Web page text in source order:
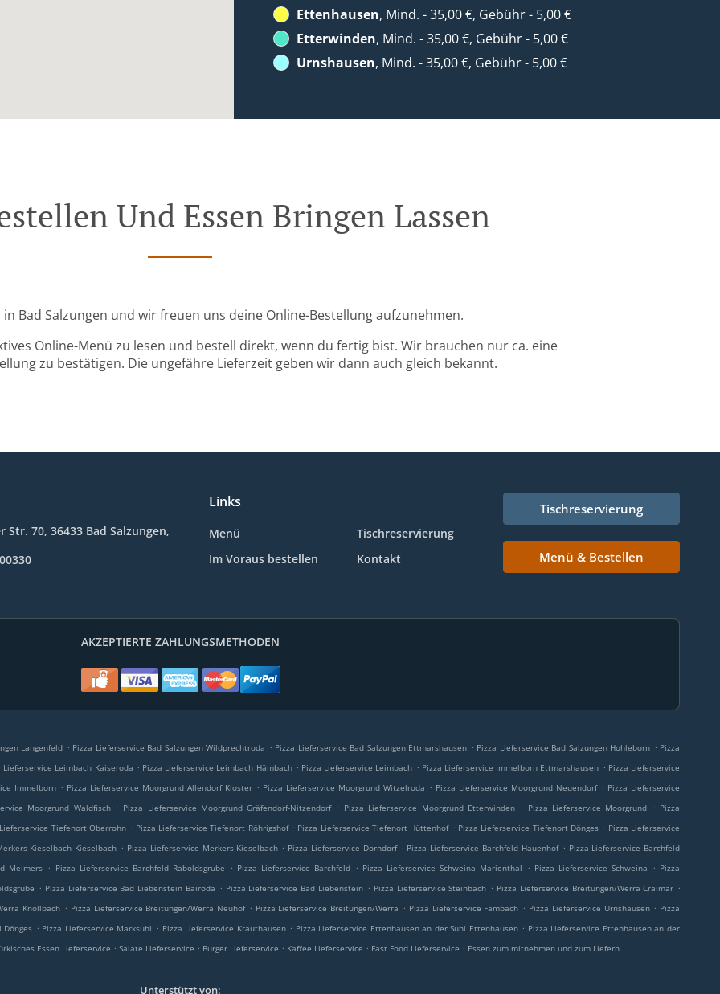
Ettenhausen, Mind. - 35,00 €, Gebühr - 5,00 €
Etterwinden, Mind. - 35,00 €, Gebühr - 5,00 €
Urnshausen, Mind. - 35,00 €, Gebühr - 5,00 €
Und Essen Bringen Lassen
Bad Salzungen und wir freuen uns deine Online-Bestellung aufzunehmen.
Online-Menü zu lesen und bestell direkt, wenn du fertig bist. Wir brauchen nur ca. eine
zu bestätigen. Die ungefähre Lieferzeit geben wir dann auch gleich bekannt.
Str. 70, 36433 Bad Salzungen,
Links
Menü
Tischreservierung
Im Voraus bestellen
Kontakt
Tischreservierung
Menü & Bestellen
AKZEPTIERTE ZAHLUNGSMETHODEN
Langenfeld . Pizza Lieferservice Bad Salzungen Wildprechtroda . Pizza Lieferservice Bad Salzungen Ettmarshausen . Pizza Lieferservice Bad Salzungen Hohleborn . Pizza
Lieferservice Leimbach Kaiseroda . Pizza Lieferservice Leimbach Hämbach . Pizza Lieferservice Leimbach . Pizza Lieferservice Immelborn Ettmarshausen . Pizza Lieferservice
Immelborn . Pizza Lieferservice Moorgrund Allendorf Kloster . Pizza Lieferservice Moorgrund Witzelroda . Pizza Lieferservice Moorgrund Neuendorf . Pizza Lieferservice
Moorgrund Waldfisch . Pizza Lieferservice Moorgrund Gräfendorf-Nitzendorf . Pizza Lieferservice Moorgrund Etterwinden . Pizza Lieferservice Moorgrund . Pizza
Tiefenort Oberrohn . Pizza Lieferservice Tiefenort Röhrigshof . Pizza Lieferservice Tiefenort Hüttenhof . Pizza Lieferservice Tiefenort Dönges . Pizza Lieferservice
Kieselbach Kieselbach . Pizza Lieferservice Merkers-Kieselbach . Pizza Lieferservice Dorndorf . Pizza Lieferservice Barchfeld Hauenhof . Pizza Lieferservice Barchfeld
Meimers . Pizza Lieferservice Barchfeld Raboldsgrube . Pizza Lieferservice Barchfeld . Pizza Lieferservice Schweina Marienthal . Pizza Lieferservice Schweina . Pizza
. Pizza Lieferservice Bad Liebenstein Bairoda . Pizza Lieferservice Bad Liebenstein . Pizza Lieferservice Steinbach . Pizza Lieferservice Breitungen/Werra Craimar .
Knollbach . Pizza Lieferservice Breitungen/Werra Neuhof . Pizza Lieferservice Breitungen/Werra . Pizza Lieferservice Fambach . Pizza Lieferservice Urnshausen . Pizza
Dönges . Pizza Lieferservice Marksuhl . Pizza Lieferservice Krauthausen . Pizza Lieferservice Ettenhausen an der Suhl Ettenhausen . Pizza Lieferservice Ettenhausen an der
Essen Lieferservice . Salate Lieferservice . Burger Lieferservice . Kaffee Lieferservice . Fast Food Lieferservice . Essen zum mitnehmen und zum Liefern
Unterstützt von: